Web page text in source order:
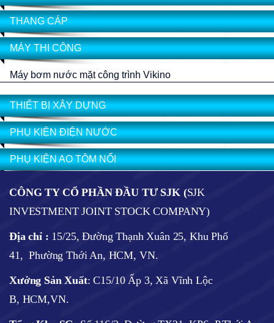
THANG CÁP
MÁY THI CÔNG
Máy bơm nước mặt công trình Vikino
THIẾT BỊ XÂY DỰNG
PHỤ KIỆN ĐIỆN NƯỚC
PHỤ KIỆN AO TÔM NỔI
CÔNG TY CỔ PHẦN ĐẦU TƯ SJK (SJK
INVESTMENT JOINT STOCK COMPANY)
Địa chỉ : 15/25, Đường Thạnh Xuân 25, Khu Phố
41, Phường Thới An, HCM, VN.
Xưởng Sản Xuất: C15/10 Ấp 3, Xã Vĩnh Lộc
B, HCM,VN.